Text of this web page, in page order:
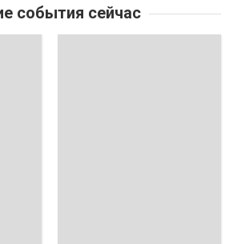
события сейчас